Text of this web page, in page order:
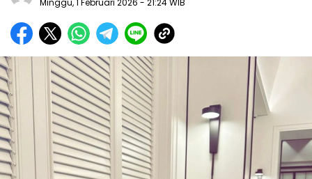
Minggu, 1 Februari 2026 - 21:24 WIB